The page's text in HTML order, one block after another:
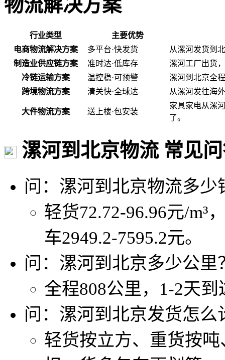
物流解决方案
行业类型
主要优势
电商物流解决方案
多平台·快发货
从漯河发货到
制造业供应链方案
准时达·低库存
漯河工厂出货
冷链运输方案
温控稳·可预警
漯河到北京全
跨境物流方案
清关快·全球达 从漯河发往海
大件物流方案 送上楼·包安装
家具家电从漯
了。
漯河到北京物流 常见
问：漯河到北京物流多少
轻货72.72-96.96元/m³
车2949.2-7595.2元。
问：漯河到北京多少公里
全程808公里，1-2天
问：漯河到北京发货怎么
轻货按立方、重货按